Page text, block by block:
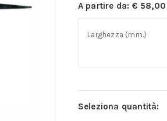
A partire da: € 58,00
Larghezza (mm.)
Seleziona quantità: